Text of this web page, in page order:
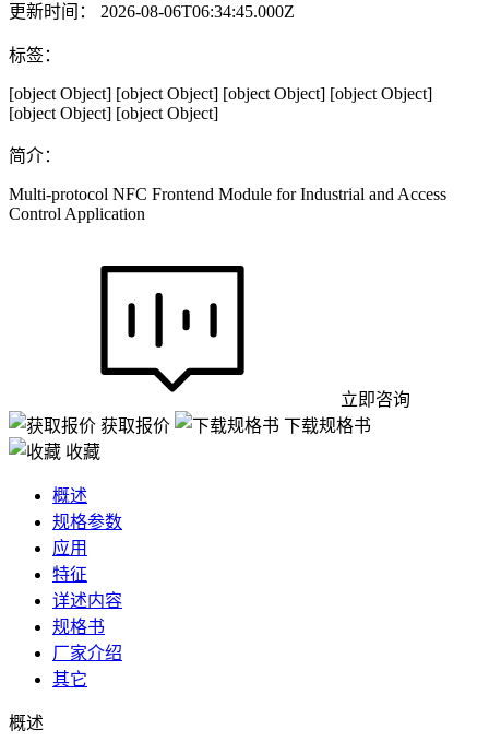
更新时间： 2026-08-06T06:34:45.000Z
标签：
[object Object] [object Object] [object Object] [object Object]
[object Object] [object Object]
简介：
Multi-protocol NFC Frontend Module for Industrial and Access
Control Application
立即咨询
获取报价
下载规格书
收藏
概述
规格参数
应用
特征
详述内容
规格书
厂家介绍
其它
概述